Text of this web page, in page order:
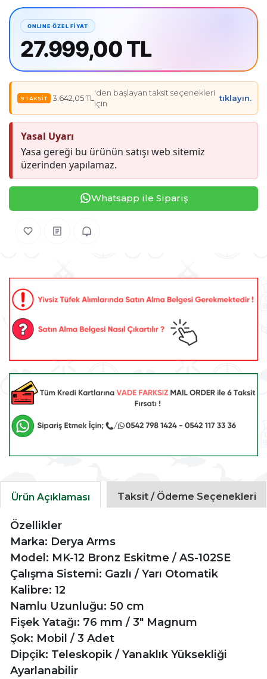
27.999,00 TL
3.642,05 TL
'den başlayan taksit seçenekleri
için
tıklayın.
Yasal Uyarı
Yasa gereği bu ürünün satışı web sitemiz
üzerinden yapılamaz.
Whatsapp ile Sipariş
Ürün Açıklaması Taksit / Ödeme Seçenekleri
Özellikler
Marka: Derya Arms
Model: MK-12 Bronz Eskitme / AS-102SE
Çalışma Sistemi: Gazlı / Yarı Otomatik
Kalibre: 12
Namlu Uzunluğu: 50 cm
Fişek Yatağı: 76 mm / 3" Magnum
Şok: Mobil / 3 Adet
Dipçik: Teleskopik / Yanaklık Yüksekliği
Ayarlanabilir